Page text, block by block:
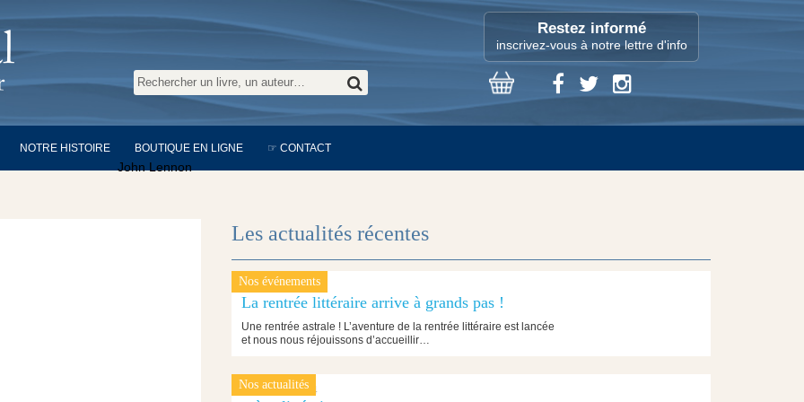
Restez informé
inscrivez-vous à notre lettre d'info
NOTRE HISTOIRE BOUTIQUE EN LIGNE ☞ CONTACT
John Lennon
Les actualités récentes
Nos événements
24 juin 2026
La rentrée littéraire arrive à grands pas !
Une rentrée astrale ! L’aventure de la rentrée littéraire est lancée
et nous nous réjouissons d’accueillir…
Nos actualités
25 janvier 2024